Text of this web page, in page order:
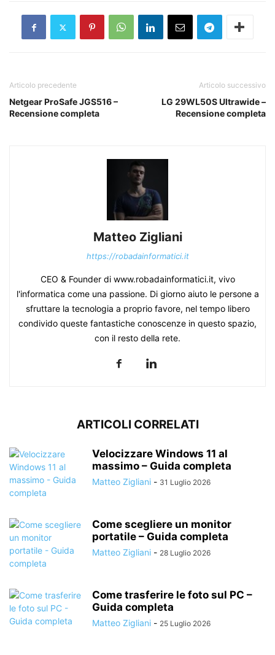
Articolo precedente
Netgear ProSafe JGS516 –
Recensione completa
Articolo successivo
LG 29WL50S Ultrawide –
Recensione completa
Matteo Zigliani
https://robadainformatici.it
CEO & Founder di www.robadainformatici.it, vivo
l'informatica come una passione. Di giorno aiuto le persone a
sfruttare la tecnologia a proprio favore, nel tempo libero
condivido queste fantastiche conoscenze in questo spazio,
con il resto della rete.
ARTICOLI CORRELATI
Velocizzare Windows 11 al
massimo – Guida completa
Matteo Zigliani - 31 Luglio 2026
Come scegliere un monitor
portatile – Guida completa
Matteo Zigliani - 28 Luglio 2026
Come trasferire le foto sul PC –
Guida completa
Matteo Zigliani - 25 Luglio 2026